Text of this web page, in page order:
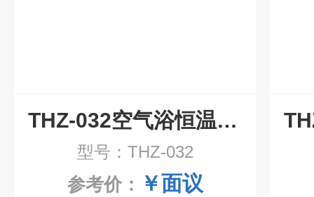
THZ-032空气浴恒温振荡器
型号：THZ-032
参考价： ￥面议